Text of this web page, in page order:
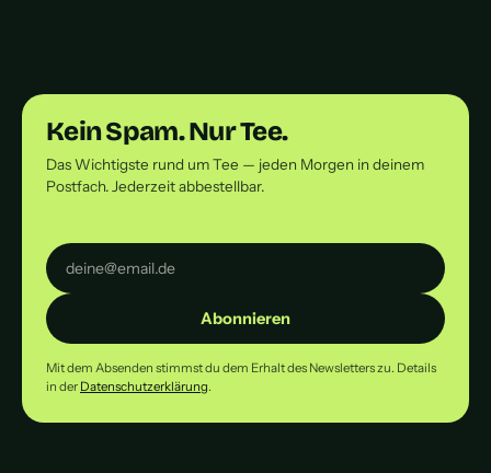
Kein Spam. Nur Tee.
Das Wichtigste rund um Tee — jeden Morgen in deinem
Postfach. Jederzeit abbestellbar.
Abonnieren
Mit dem Absenden stimmst du dem Erhalt des Newsletters zu. Details
in der Datenschutzerklärung.